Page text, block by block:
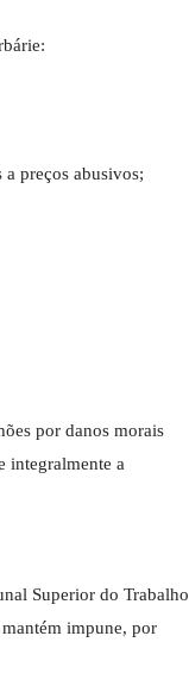
preços abusivos;
por danos morais
integralmente a
Superior do Trabalho
impune, por